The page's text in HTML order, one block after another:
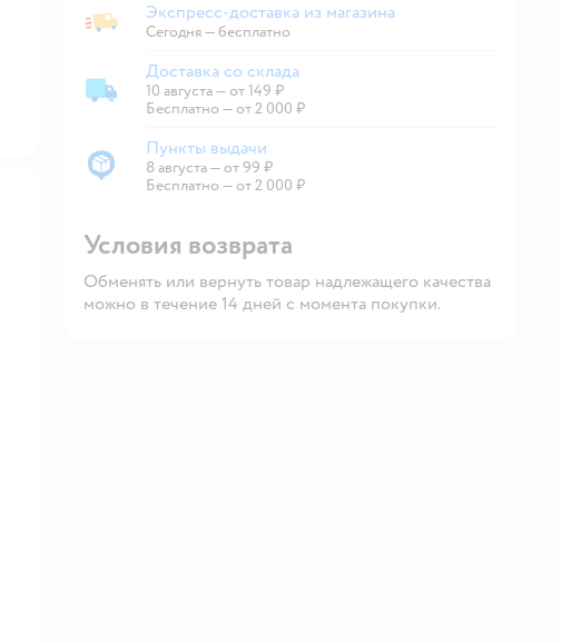
Экспресс-доставка из магазина
Экспресс-доставка из магазина
Сегодня—бесплатно
Доставка со склада
Доставка со склада
10 августа—от 149 ₽
Бесплатно — от 2 000 ₽
Пункты выдачи
Пункты выдачи
8 августа—от 99 ₽
Бесплатно — от 2 000 ₽
Условия возврата
Обменять или вернуть товар надлежащего качества
можно в течение 14 дней с момента покупки.